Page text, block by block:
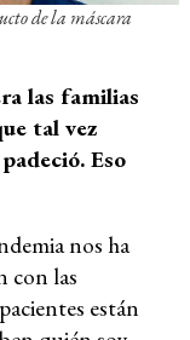
de la máscara
las familias
tal vez
Eso
nos ha
con las
están